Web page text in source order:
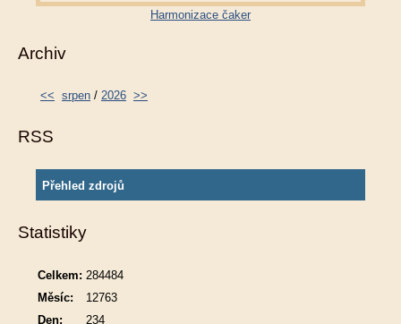
Harmonizace čaker
Archiv
<< srpen / 2026 >>
RSS
Přehled zdrojů
Statistiky
Celkem: 284484
Měsíc:
12763
Den:
234